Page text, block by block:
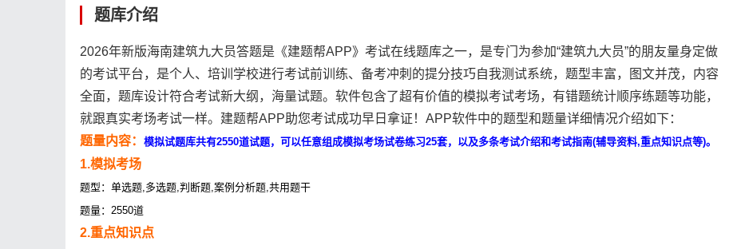
题库介绍
2026年新版海南建筑九大员答题是《建题帮APP》考试在线题库之一，是专门为参加“建筑九大员”的朋友量身定做
的考试平台，是个人、培训学校进行考试前训练、备考冲刺的提分技巧自我测试系统，题型丰富，图文并茂，内容
全面，题库设计符合考试新大纲，海量试题。软件包含了超有价值的模拟考试考场，有错题统计顺序练题等功能，
就跟真实考场考试一样。建题帮APP助您考试成功早日拿证！APP软件中的题型和题量详细情况介绍如下：
题量内容： 模拟试题库共有2550道试题，可以任意组成模拟考场试卷练习25套，以及多条考试介绍和考试指南(辅导资料,重点知识点等)。
1.模拟考场
题型：单选题,多选题,判断题,案例分析题,共用题干
题量：2550道
2.重点知识点